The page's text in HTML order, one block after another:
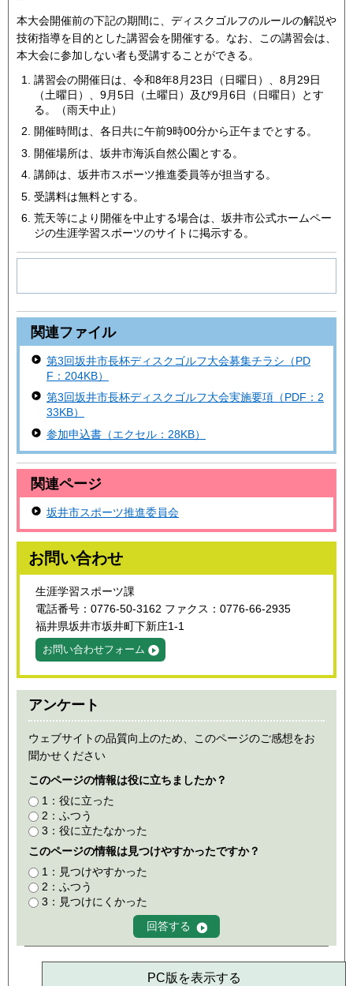
本大会開催前の下記の期間に、ディスクゴルフのルールの解説や
技術指導を目的とした講習会を開催する。なお、この講習会は、
本大会に参加しない者も受講することができる。
講習会の開催日は、令和8年8月23日（日曜日）、8月29日
（土曜日）、9月5日（土曜日）及び9月6日（日曜日）とす
る。（雨天中止）
開催時間は、各日共に午前9時00分から正午までとする。
開催場所は、坂井市海浜自然公園とする。
講師は、坂井市スポーツ推進委員等が担当する。
受講料は無料とする。
荒天等により開催を中止する場合は、坂井市公式ホームペー
ジの生涯学習スポーツのサイトに掲示する。
関連ファイル
第3回坂井市長杯ディスクゴルフ大会募集チラシ（PD
F：204KB）
第3回坂井市長杯ディスクゴルフ大会実施要項（PDF：2
33KB）
参加申込書（エクセル：28KB）
関連ページ
坂井市スポーツ推進委員会
お問い合わせ
生涯学習スポーツ課
電話番号：0776-50-3162 ファクス：0776-66-2935
福井県坂井市坂井町下新庄1-1
お問い合わせフォーム
アンケート
ウェブサイトの品質向上のため、このページのご感想をお
聞かせください
このページの情報は役に立ちましたか？
1：役に立った
2：ふつう
3：役に立たなかった
このページの情報は見つけやすかったですか？
1：見つけやすかった
2：ふつう
3：見つけにくかった
PC版を表示する